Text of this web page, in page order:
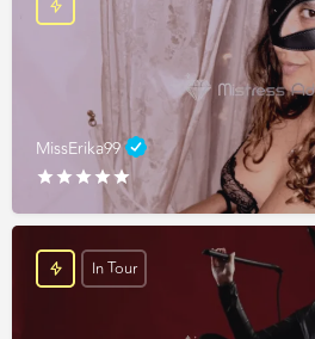
MissErika99
In Tour